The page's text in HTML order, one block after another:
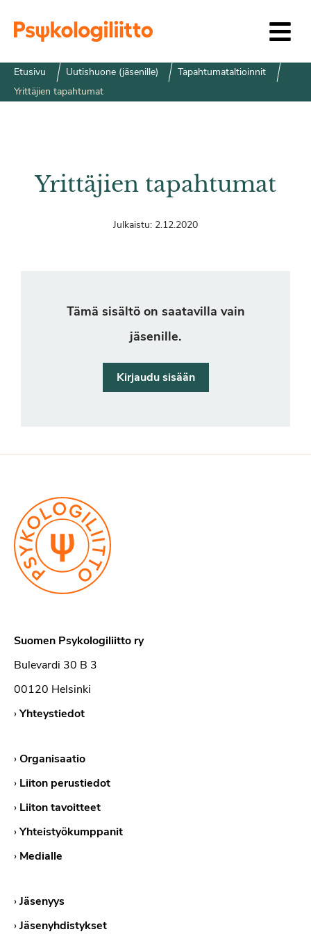
Etusivu Uutishuone (jäsenille)
Tapahtumataltioinnit
Yrittäjien tapahtumat
Yrittäjien tapahtumat
Julkaistu: 2.12.2020
Tämä sisältö on saatavilla vain
jäsenille.
Kirjaudu sisään
Suomen Psykologiliitto ry
Bulevardi 30 B 3
00120 Helsinki
›Yhteystiedot
›Organisaatio
› Liiton perustiedot
› Liiton tavoitteet
›Yhteistyökumppanit
› Medialle
›Jäsenyys
›Jäsenyhdistykset